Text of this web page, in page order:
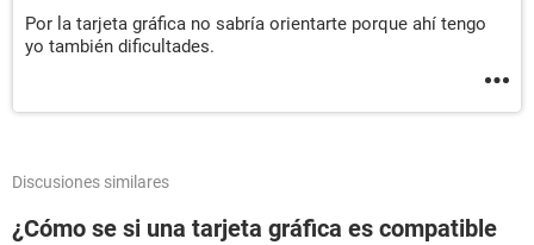
Por la tarjeta gráfica no sabría orientarte porque ahí tengo
yo también dificultades.
Discusiones similares
¿Cómo se si una tarjeta gráfica es compatible